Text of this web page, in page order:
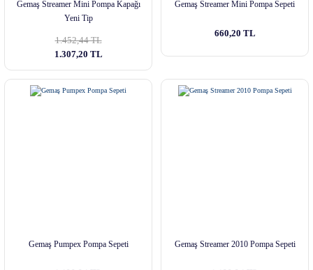
Gemaş Streamer Mini Pompa Kapağı
Yeni Tip
1.452,44 TL
1.307,20 TL
Gemaş Streamer Mini Pompa Sepeti
660,20 TL
Gemaş Pumpex Pompa Sepeti Gemaş Streamer 2010 Pompa Sepeti